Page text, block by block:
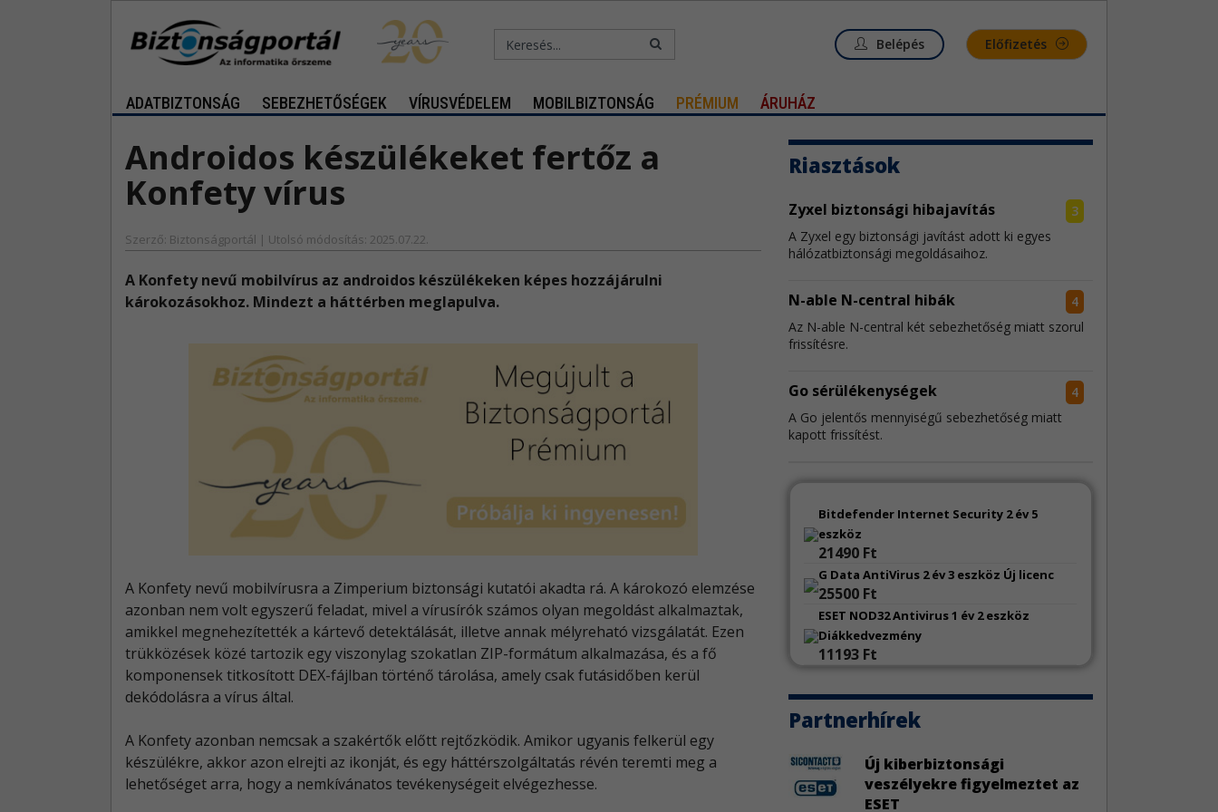
Belépés Előfizetés
ADATBIZTONSÁG SEBEZHETŐSÉGEK VÍRUSVÉDELEM MOBILBIZTONSÁG PRÉMIUM ÁRUHÁZ
Androidos készülékeket fertőz a
Konfety vírus
Szerző: Biztonságportál | Utolsó módosítás: 2025.07.22.
A Konfety nevű mobilvírus az androidos készülékeken képes hozzájárulni
károkozásokhoz. Mindezt a háttérben meglapulva.
A Konfety nevű mobilvírusra a Zimperium biztonsági kutatói akadta rá. A károkozó elemzése
azonban nem volt egyszerű feladat, mivel a vírusírók számos olyan megoldást alkalmaztak,
amikkel megnehezítették a kártevő detektálását, illetve annak mélyreható vizsgálatát. Ezen
trükközések közé tartozik egy viszonylag szokatlan ZIP-formátum alkalmazása, és a fő
komponensek titkosított DEX-fájlban történő tárolása, amely csak futásidőben kerül
dekódolásra a vírus által.
A Konfety azonban nemcsak a szakértők előtt rejtőzködik. Amikor ugyanis felkerül egy
készülékre, akkor azon elrejti az ikonját, és egy háttérszolgáltatás révén teremti meg a
lehetőséget arra, hogy a nemkívánatos tevékenységeit elvégezhesse.
Riasztások
3
Zyxel biztonsági hibajavítás
A Zyxel egy biztonsági javítást adott ki egyes
hálózatbiztonsági megoldásaihoz.
4
N-able N-central hibák
Az N-able N-central két sebezhetőség miatt szorul
frissítésre.
4
Go sérülékenységek
A Go jelentős mennyiségű sebezhetőség miatt
kapott frissítést.
3
WeeChat sebezhetőségek
A WeeChat kapcsán három biztonsági hiba látott
napvilágot.
AutoCAD sebezhetőségek
Az Autodesk AutoCAD szoftverek három
biztonsági javítást kaptak.
3
Apache Tomcat biztonsági hiba
OpenVPN Server sérülékenységek
Az OpenVPN Server fejlesztői hat biztonsági résről
adtak tájékoztatást.
Bitdefender Internet Security 2 év 5
eszköz
21490 Ft
G Data AntiVirus 2 év 3 eszköz Új licenc
25500 Ft
ESET NOD32 Antivirus 1 év 2 eszköz
Diákkedvezmény
11193 Ft
Partnerhírek
Új kiberbiztonsági
veszélyekre figyelmeztet az
ESET